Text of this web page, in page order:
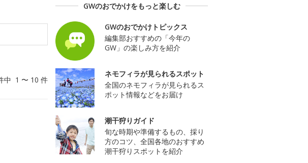
中 1 〜 10 件
GWのおでかけをもっと楽しむ
GWのおでかけトピックス
編集部おすすめの「今年の
GW」の楽しみ方を紹介
ネモフィラが見られるスポット
全国のネモフィラが見られるス
ポット情報などをお届け
潮干狩りガイド
旬な時期や準備するもの、採り
方のコツ、全国各地のおすすめ
潮干狩りスポットを紹介